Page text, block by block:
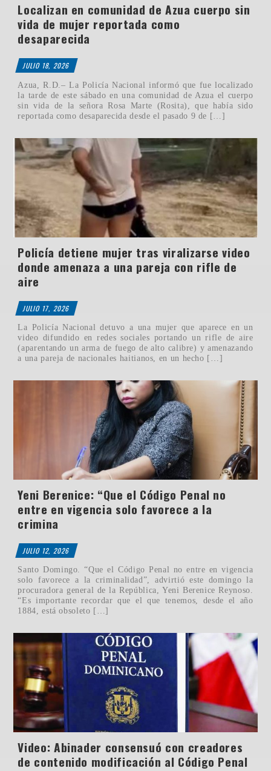
Localizan en comunidad de Azua cuerpo sin
vida de mujer reportada como
desaparecida
JULIO 18, 2026
Azua, R.D.– La Policía Nacional informó que fue localizado
la tarde de este sábado en una comunidad de Azua el cuerpo
sin vida de la señora Rosa Marte (Rosita), que había sido
reportada como desaparecida desde el pasado 9 de […]
Policía detiene mujer tras viralizarse video
donde amenaza a una pareja con rifle de
aire
JULIO 17, 2026
La Policía Nacional detuvo a una mujer que aparece en un
video difundido en redes sociales portando un rifle de aire
(aparentando un arma de fuego de alto calibre) y amenazando
a una pareja de nacionales haitianos, en un hecho […]
Yeni Berenice: “Que el Código Penal no
entre en vigencia solo favorece a la
crimina
JULIO 12, 2026
Santo Domingo. “Que el Código Penal no entre en vigencia
solo favorece a la criminalidad”, advirtió este domingo la
procuradora general de la República, Yeni Berenice Reynoso.
“Es importante recordar que el que tenemos, desde el año
1884, está obsoleto […]
Video: Abinader consensuó con creadores
de contenido modificación al Código Penal